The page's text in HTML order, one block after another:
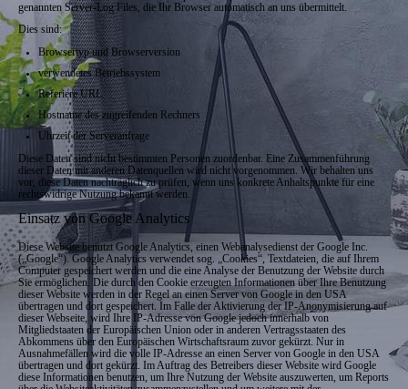
genannten Server-Log Files, die Ihr Browser automatisch an uns übermittelt.
Dies sind:
Browsertyp und Browserversion
verwendetes Betriebssystem
Referiere URL
Hostname des zugreifenden Rechners
Uhrzeit der Serveranfrage
Diese Daten sind nicht bestimmten Personen zuordenbar. Eine Zusammenführung
dieser Daten mit anderen Datenquellen wird nicht vorgenommen. Wir behalten uns
vor, diese Daten nachträglich zu prüfen, wenn uns konkrete Anhaltspunkte für eine
rechtswidrige Nutzung bekannt werden.
Einsatz von Google Analytics
Diese Website benutzt Google Analytics, einen Webanalysedienst der Google Inc.
(„Google“). Google Analytics verwendet sog. „Cookies“, Textdateien, die auf Ihrem
Computer gespeichert werden und die eine Analyse der Benutzung der Website durch
Sie ermöglichen. Die durch den Cookie erzeugten Informationen über Ihre Benutzung
dieser Website werden in der Regel an einen Server von Google in den USA
übertragen und dort gespeichert. Im Falle der Aktivierung der IP-Anonymisierung auf
dieser Webseite, wird Ihre IP-Adresse von Google jedoch innerhalb von
Mitgliedstaaten der Europäischen Union oder in anderen Vertragsstaaten des
Abkommens über den Europäischen Wirtschaftsraum zuvor gekürzt. Nur in
Ausnahmefällen wird die volle IP-Adresse an einen Server von Google in den USA
übertragen und dort gekürzt. Im Auftrag des Betreibers dieser Website wird Google
diese Informationen benutzen, um Ihre Nutzung der Website auszuwerten, um Reports